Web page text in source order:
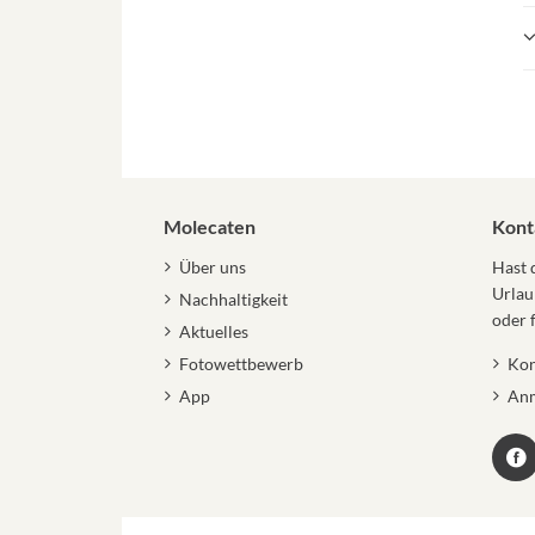
Molecaten
Über uns
Nachhaltigkeit
Aktuelles
Fotowettbewerb
App
Hast
oder